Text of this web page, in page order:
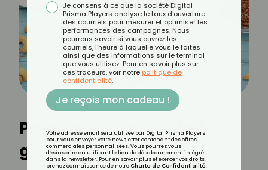
Prendre un goûter fait-il
grossir ?
Je consens à ce que la société Digital
Prisma Players analyse le taux d'ouverture
des courriels pour mesurer et optimiser les
performances des campagnes. Nous
pourrons savoir si vous ouvrez les
courriels, l'heure à laquelle vous le faites
ainsi que des informations sur le terminal
que vous utilisez. Pour en savoir plus sur
ces traceurs, voir notre politique de
confidentialité.
Je reçois mon cadeau !
Votre adresse email sera utilisée par Digital Prisma Players
pour vous envoyer votre newsletter contenant des offres
commerciales personnalisées. Vous pourrez vous
désinscrire en utilisant le lien de désabonnement intégré
dans la newsletter. Pour en savoir plus et exercer vos droits,
prenez connaissance de notre Charte de Confidentialité.